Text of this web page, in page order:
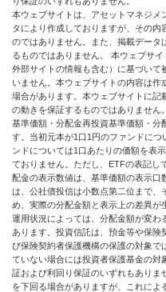
本ウェブサイトは、アセットマネジメ
タにより作成しておりますが、その
のではありません。また、掲載デー
るものではありません。 本ウェブサ
外部サイトの情報も含む）に基づいて
いません。本ウェブサイトの内容は
場合があります。本ウェブサイトに
の動きを保証するものではありません。
基準価額・分配金再投資基準価額・
す。当初元本が1口1円のファンドに
ンドについては1口あたりの価額を表
ておりません。ただし、ETFの表記し
配金の表示数値は、基準価額の表示口
は、公社債投信は小数点第二位まで、
め、実際の分配金額と表示上の差異が
運用状況によっては、分配金額が変
あります。投資信託は、預金等や保険
び保険契約者保護機構の保護の対象で
ていない場合には投資者保護基金の
証および利回り保証のいずれもあり
を下回る場合がありますが、これによ